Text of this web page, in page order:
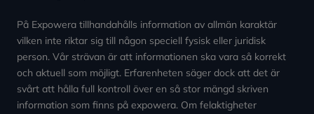
På Expowera tillhandahålls information av allmän karaktär
vilken inte riktar sig till någon speciell fysisk eller juridisk
person. Vår strävan är att informationen ska vara så korrekt
och aktuell som möjligt. Erfarenheten säger dock att det är
svårt att hålla full kontroll över en så stor mängd skriven
information som finns på expowera. Om felaktigheter